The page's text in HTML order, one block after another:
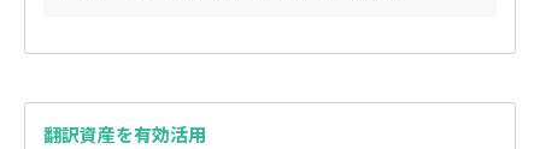
翻訳資産を有効活用